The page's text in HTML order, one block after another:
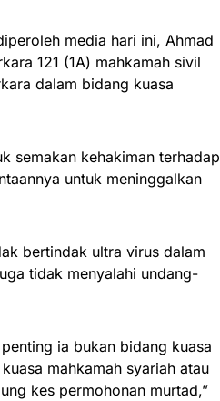
media hari ini, Ahmad
121 (1A) mahkamah sivil
dalam bidang kuasa
semakan kehakiman terhadap
untuk meninggalkan
bertindak ultra virus dalam
tidak menyalahi undang-
ia bukan bidang kuasa
mahkamah syariah atau
kes permohonan murtad,”